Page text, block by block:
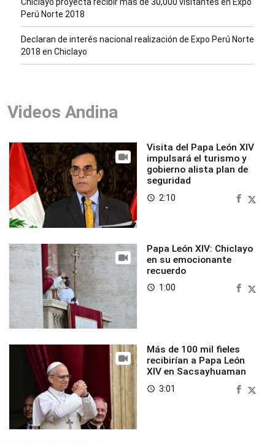
Chiclayo proyecta recibir más de 30,000 visitantes en Expo
Perú Norte 2018
Declaran de interés nacional realización de Expo Perú Norte
2018 en Chiclayo
Videos Andina
Visita del Papa León XIV
impulsará el turismo y
gobierno alista plan de
seguridad
access_time 2:10
Papa León XIV: Chiclayo
en su emocionante
recuerdo
access_time 1:00
Más de 100 mil fieles
recibirían a Papa León
XIV en Sacsayhuaman
access_time 3:01